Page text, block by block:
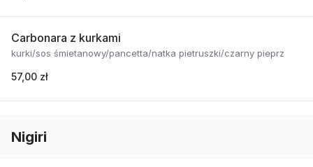
Carbonara z kurkami
kurki/sos śmietanowy/pancetta/natka pietruszki/czarny pieprz
57,00 zł
Nigiri